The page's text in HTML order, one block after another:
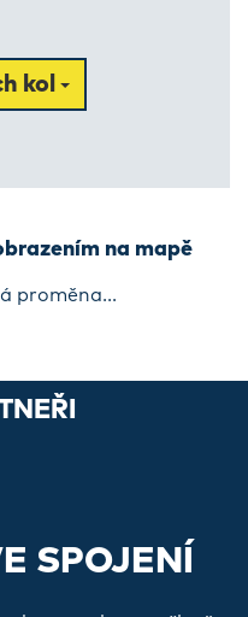
kol
na mapě
proměna...
SPOJENÍ